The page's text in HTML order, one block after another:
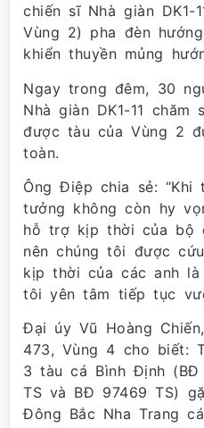
chiến sĩ Nhà giàn DK1-
Vùng 2) pha đèn
khiển thuyền mủng
Ngay trong đêm, 30
Nhà giàn DK1-11
được tàu của Vùng 2
toàn.
Ông Điệp chia sẻ: “Khi
tưởng không còn hy
hỗ trợ kịp thời của bộ
nên chúng tôi được
kịp thời của các anh
tôi yên tâm tiếp tục
Đại úy Vũ Hoàng
473, Vùng 4 cho biết:
3 tàu cá Bình Định
TS và BĐ 97469 TS)
Đông Bắc Nha Trang